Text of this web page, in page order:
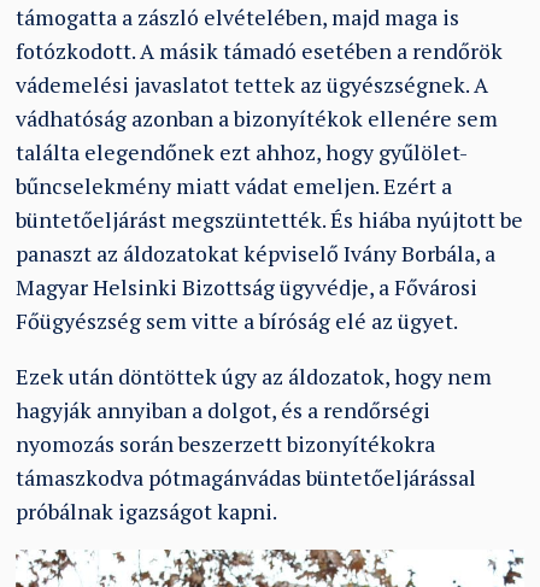
támogatta a zászló elvételében, majd maga is
fotózkodott. A másik támadó esetében a rendőrök
vádemelési javaslatot tettek az ügyészségnek. A
vádhatóság azonban a bizonyítékok ellenére sem
találta elegendőnek ezt ahhoz, hogy gyűlölet-
bűncselekmény miatt vádat emeljen. Ezért a
büntetőeljárást megszüntették. És hiába nyújtott be
panaszt az áldozatokat képviselő Ivány Borbála, a
Magyar Helsinki Bizottság ügyvédje, a Fővárosi
Főügyészség sem vitte a bíróság elé az ügyet.
Ezek után döntöttek úgy az áldozatok, hogy nem
hagyják annyiban a dolgot, és a rendőrségi
nyomozás során beszerzett bizonyítékokra
támaszkodva pótmagánvádas büntetőeljárással
próbálnak igazságot kapni.